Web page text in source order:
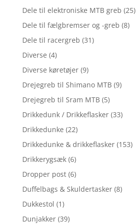
Dele til elektroniske MTB greb (25)
Dele til fælgbremser og -greb (8)
Dele til racergreb (31)
Diverse (4)
Diverse køretøjer (9)
Drejegreb til Shimano MTB (9)
Drejegreb til Sram MTB (5)
Drikkedunk / Drikkeflasker (33)
Drikkedunke (22)
Drikkedunke & drikkeflasker (153)
Drikkerygsæk (6)
Dropper post (6)
Duffelbags & Skuldertasker (8)
Dukkestol (1)
Dunjakker (39)